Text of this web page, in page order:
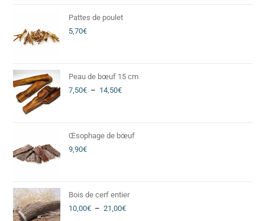
Pattes de poulet
5,70€
Peau de bœuf 15 cm
7,50€ – 14,50€
Œsophage de bœuf
9,90€
Bois de cerf entier
10,00€ – 21,00€